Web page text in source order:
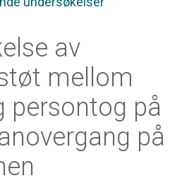
av
mellom
persontog på
på